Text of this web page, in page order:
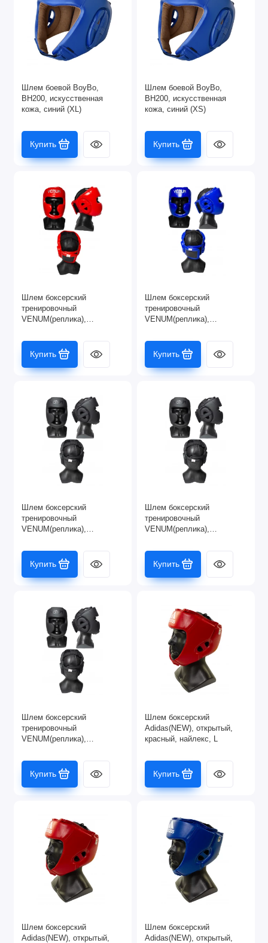
Шлем боевой BoyBo,
BH200, искусственная
кожа, синий (XL)
Купить
Шлем боевой BoyBo,
BH200, искусственная
кожа, синий (XS)
Купить
Шлем боксерский
тренировочный
VENUM(реплика),
Купить
Шлем боксерский
тренировочный
VENUM(реплика),
Купить
Шлем боксерский
тренировочный
VENUM(реплика),
Купить
Шлем боксерский
тренировочный
VENUM(реплика),
Купить
Шлем боксерский
тренировочный
VENUM(реплика),
Купить
Шлем боксерский
Adidas(NEW), открытый,
красный, найлекс, L
Купить
Шлем боксерский
Adidas(NEW), открытый,
Шлем боксерский
Adidas(NEW), открытый,